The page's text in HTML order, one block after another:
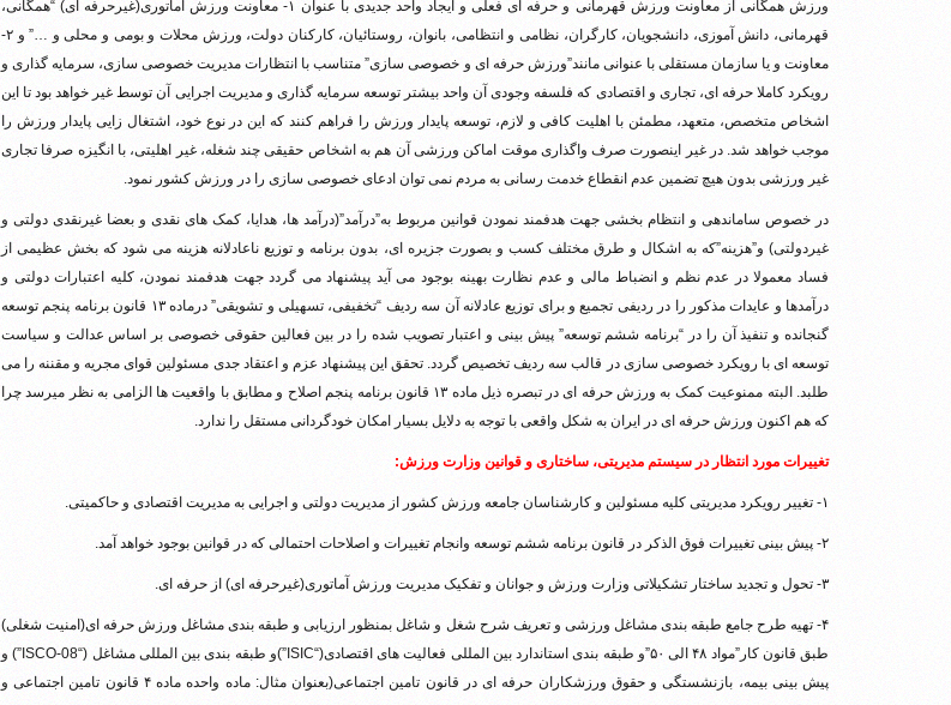
ورزش همگانی از معاونت ورزش قهرمانی و حرفه ای فعلی و ایجاد واحد جدیدی با عنوان ۱- معاونت ورزش آماتوری(غیرحرفه ای) “همگانی،
قهرمانی، دانش آموزی، دانشجویان، کارگران، نظامی و انتظامی، بانوان، روستائیان، کارکنان دولت، ورزش محلات و بومی و محلی و …” و ۲-
معاونت و یا سازمان مستقلی با عنوانی مانند”ورزش حرفه ای و خصوصی سازی” متناسب با انتظارات مدیریت خصوصی سازی، سرمایه گذاری و
رویکرد کاملا حرفه ای، تجاری و اقتصادی که فلسفه وجودی آن واحد بیشتر توسعه سرمایه گذاری و مدیریت اجرایی آن توسط غیر خواهد بود تا این
اشخاص متخصص، متعهد، مطمئن با اهلیت کافی و لازم، توسعه پایدار ورزش را فراهم کنند که این در نوع خود، اشتغال زایی پایدار ورزش را
موجب خواهد شد. در غیر اینصورت صرف واگذاری موقت اماکن ورزشی آن هم به اشخاص حقیقی چند شغله، غیر اهلیتی، با انگیزه صرفا تجاری
غیر ورزشی بدون هیچ تضمین عدم انقطاع خدمت رسانی به مردم نمی توان ادعای خصوصی سازی را در ورزش کشور نمود.
در خصوص ساماندهی و انتظام بخشی جهت هدفمند نمودن قوانین مربوط به”درآمد”(درآمد ها، هدایا، کمک های نقدی و بعضا غیرنقدی دولتی و
غیردولتی) و”هزینه”که به اشکال و طرق مختلف کسب و بصورت جزیره ای، بدون برنامه و توزیع ناعادلانه هزینه می شود که بخش عظیمی از
فساد معمولا در عدم نظم و انضباط مالی و عدم نظارت بهینه بوجود می آید پیشنهاد می گردد جهت هدفمند نمودن، کلیه اعتبارات دولتی و
درآمدها و عایدات مذکور را در ردیفی تجمیع و برای توزیع عادلانه آن سه ردیف “تخفیفی، تسهیلی و تشویقی” درماده ۱۳ قانون برنامه پنجم توسعه
گنجانده و تنفیذ آن را در “برنامه ششم توسعه” پیش بینی و اعتبار تصویب شده را در بین فعالین حقوقی خصوصی بر اساس عدالت و سیاست
توسعه ای با رویکرد خصوصی سازی در قالب سه ردیف تخصیص گردد. تحقق این پیشنهاد عزم و اعتقاد جدی مسئولین قوای مجریه و مقننه را می
طلبد. البته ممنوعیت کمک به ورزش حرفه ای در تبصره ذیل ماده ۱۳ قانون برنامه پنجم اصلاح و مطابق با واقعیت ها الزامی به نظر میرسد چرا
که هم اکنون ورزش حرفه ای در ایران به شکل واقعی با توجه به دلایل بسیار امکان خودگردانی مستقل را ندارد.
تغییرات مورد انتظار در سیستم مدیریتی، ساختاری و قوانین وزارت ورزش:
۱- تغییر رویکرد مدیریتی کلیه مسئولین و کارشناسان جامعه ورزش کشور از مدیریت دولتی و اجرایی به مدیریت اقتصادی و حاکمیتی.
۲- پیش بینی تغییرات فوق الذکر در قانون برنامه ششم توسعه وانجام تغییرات و اصلاحات احتمالی که در قوانین بوجود خواهد آمد.
۳- تحول و تجدید ساختار تشکیلاتی وزارت ورزش و جوانان و تفکیک مدیریت ورزش آماتوری(غیرحرفه ای) از حرفه ای.
۴- تهیه طرح جامع طبقه بندی مشاغل ورزشی و تعریف شرح شغل و شاغل بمنظور ارزیابی و طبقه بندی مشاغل ورزش حرفه ای(امنیت شغلی)
طبق قانون کار”مواد ۴۸ الی ۵۰”و طبقه بندی استاندارد بین المللی فعالیت های اقتصادی(“ISIC”)و طبقه بندی بین المللی مشاغل (“ISCO-08”) و
پیش بینی بیمه، بازنشستگی و حقوق ورزشکاران حرفه ای در قانون تامین اجتماعی(بعنوان مثال: ماده واحده ماده ۴ قانون تامین اجتماعی و